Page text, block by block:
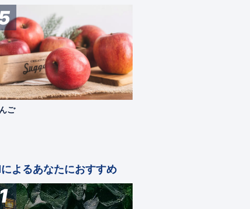
生活とともにある水です。 もしまちあ
るきの途中で井戸をみかけたら...
観る 松本市
ご
よるあなたにおすすめ